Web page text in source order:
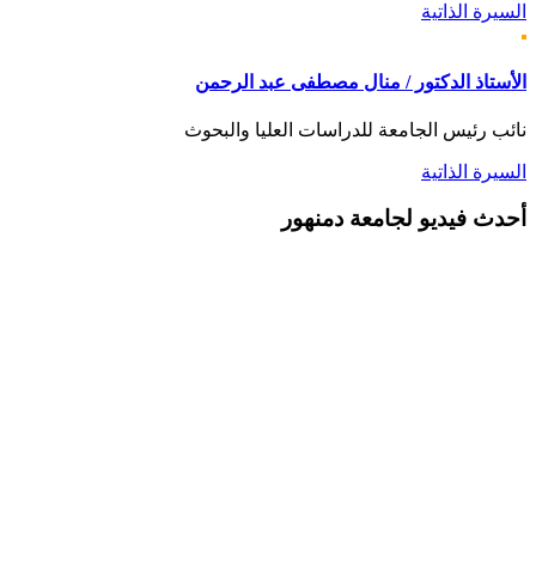
السيرة الذاتية
الأستاذ الدكتور / منال مصطفى عبد الرحمن
نائب رئيس الجامعة للدراسات العليا والبحوث
السيرة الذاتية
أحدث فيديو لجامعة دمنهور